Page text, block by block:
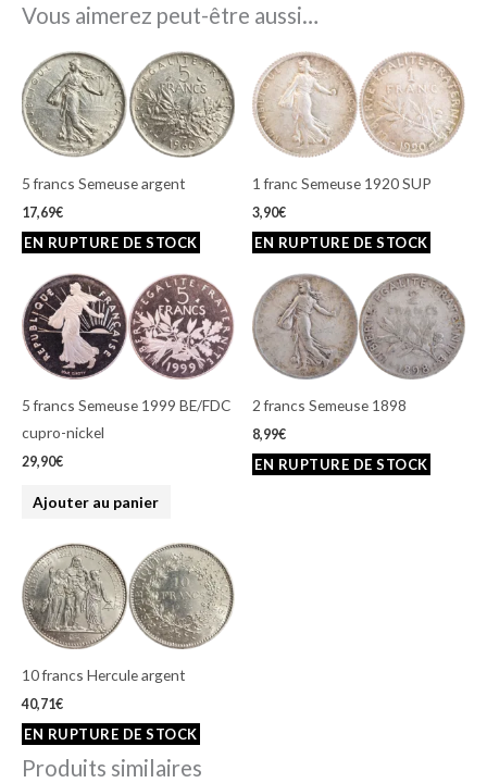
Vous aimerez peut-être aussi…
5 francs Semeuse argent
17,69€
1 franc Semeuse 1920 SUP
3,90€
5 francs Semeuse 1999 BE/FDC
cupro-nickel
29,90€
Ajouter au panier
2 francs Semeuse 1898
8,99€
10 francs Hercule argent
40,71€
Produits similaires